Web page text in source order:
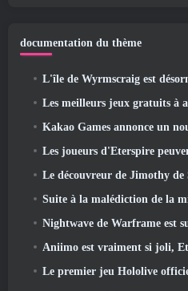
documentation du thème
L'île de Wyrmscraig est désormais disponible
Les meilleurs jeux gratuits à
Kakao Games annonce un
Les joueurs d'Eterspire peuvent désormais
Le découvreur de Jimothy de Seattle a des liens avec
Suite à la malédiction de la mise à jour Allflame, Path Of Exile
Nightwave de Warframe est sur le
Aniimo est vraiment si joli,
Le premier jeu Hololive